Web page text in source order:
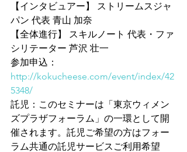
【インタビュアー】 ストリームスジャ
パン 代表 青山 加奈
【全体進行】 スキルノート 代表・ファ
シリテーター 芦沢 壮一
参加申込：
http://kokucheese.com/event/index/42
5348/
託児：このセミナーは「東京ウィメン
ズプラザフォーラム」の一環として開
催されます。託児ご希望の方はフォー
ラム共通の託児サービスご利用希望